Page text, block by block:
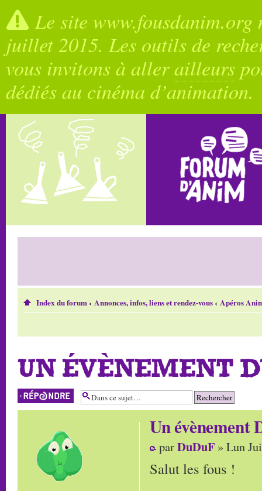
Le site
juillet 2015. Les outils de
vous invitons à allerailleurs
dédiés au cinéma d’animation.
Index du forum‹ Annonces, infos, liens et rendez-vous‹ Apéros
UN ÉVÈNEMENT
Répondre
Un évènement
parDuDuF » Lun
Salut les fous !